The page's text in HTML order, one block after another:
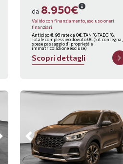
da 8.950€
Valido con finanziamento, escluso oneri
finanziari
Anticipo €. 96 rate da 0€. TAN % TAEG %.
Totale complessivo dovuto 0€ (kit consegna,
spese passaggio di proprietà e
immatricolazione escluse)
Scopri dettagli